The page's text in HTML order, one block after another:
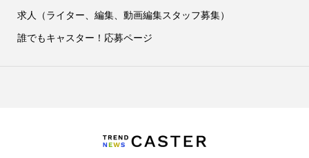
求人（ライター、編集、動画編集スタッフ募集）
誰でもキャスター！応募ページ